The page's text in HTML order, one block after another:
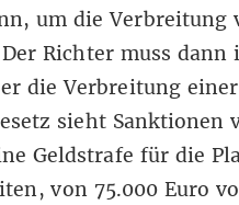
um die Verbreitung
Richter muss dann
die Verbreitung
sieht Sanktionen
Geldstrafe für die
von 75.000 Euro